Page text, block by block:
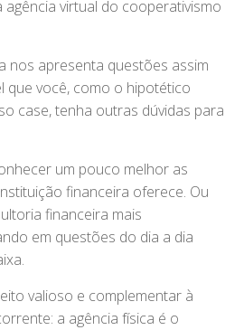
agência virtual do cooperativismo
nos apresenta questões assim
que você, como o hipotético
case, tenha outras dúvidas para
um pouco melhor as
financeira oferece. Ou
financeira mais
em questões do dia a dia
valioso e complementar à
a agência física é o